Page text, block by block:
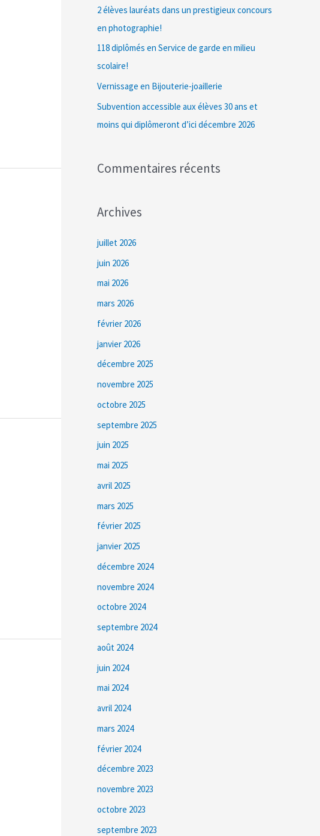
2 élèves lauréats dans un prestigieux concours
en photographie!
118 diplômés en Service de garde en milieu
scolaire!
Vernissage en Bijouterie-joaillerie
Subvention accessible aux élèves 30 ans et
moins qui diplômeront d’ici décembre 2026
Commentaires récents
Archives
juillet 2026
juin 2026
mai 2026
mars 2026
février 2026
janvier 2026
décembre 2025
novembre 2025
octobre 2025
septembre 2025
juin 2025
mai 2025
avril 2025
mars 2025
février 2025
janvier 2025
décembre 2024
novembre 2024
octobre 2024
septembre 2024
août 2024
juin 2024
mai 2024
avril 2024
mars 2024
février 2024
décembre 2023
novembre 2023
octobre 2023
septembre 2023